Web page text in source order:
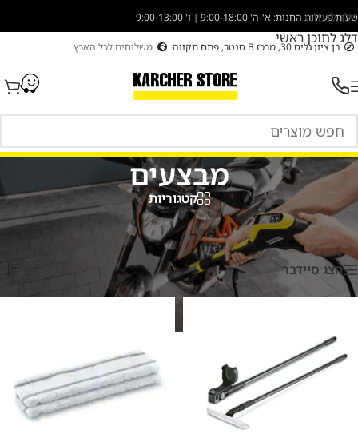
דלג לניווט
דלג לתוכן ראשי
שעות פעילות החנות: א'-ה' 9:00-18:00 | ו' 9:00-13:00
בן ציון גליס 30, מרכז B סנטר, פתח תקווה משלוחים לכל הארץ
מבצעים
קטגוריות
עמוד הבית/מוצרים המתויגים “מבצעים”/עמוד 4
מציג 49–64 מתוך 129 תוצאות
הצג סיידבר